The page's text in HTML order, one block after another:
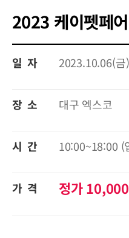
2023 케이펫페
일 자 2023.10.06(금
장 소 대구 엑스코
시 간 10:00~18:00 (
가 격 정가